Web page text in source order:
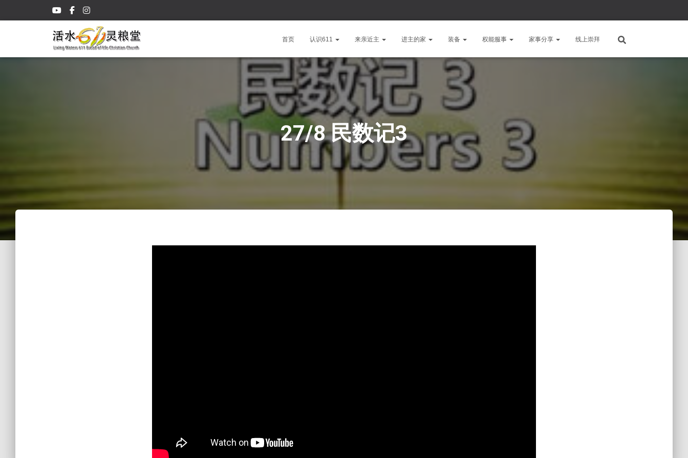
首页 认识611 来亲近主 进主的家 装备 权能服事 家事分享 线上崇拜
27/8 民数记3